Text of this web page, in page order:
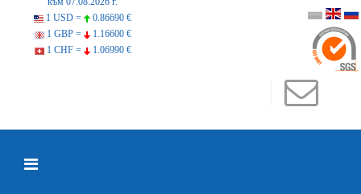
1 USD =
0.86690 €
1 GBP =
1.16600 €
1 CHF =
1.06990 €